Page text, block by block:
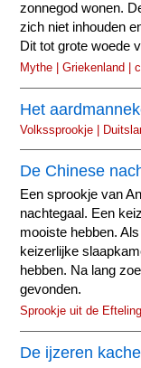
zonnegod wonen.
zich niet inhouden
Dit tot grote woede
Mythe | Griekenland |
Het
Volkssprookje |
De Chinese
Een sprookje van
nachtegaal. Een
mooiste hebben.
keizerlijke
hebben. Na lang
gevonden.
Sprookje uit de
De ijzeren